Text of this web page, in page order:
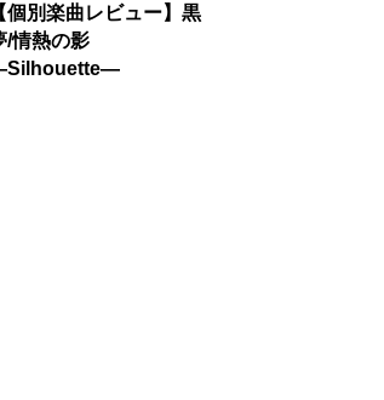
個別楽曲レビュー】黒
/情熱の影